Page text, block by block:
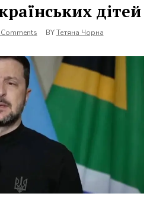
дітей
BYТетяна Чорна